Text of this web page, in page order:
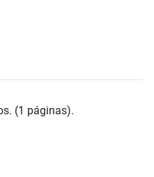
(1 páginas).